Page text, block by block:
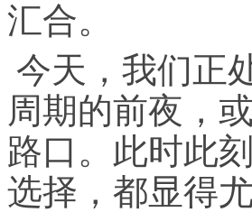
汇合。
今天，我们正
周期的前夜，
路口。此时此
选择，都显得